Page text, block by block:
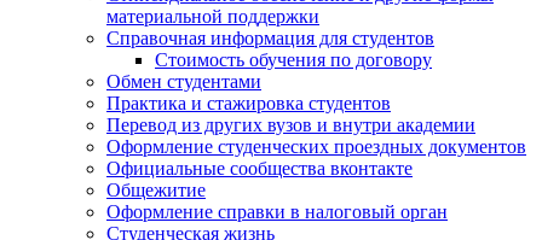
материальной поддержки
Справочная информация для студентов
Cтоимость обучения по договору
Обмен студентами
Практика и стажировка студентов
Перевод из других вузов и внутри академии
Оформление студенческих проездных документов
Официальные сообщества вконтакте
Общежитие
Оформление справки в налоговый орган
Студенческая жизнь